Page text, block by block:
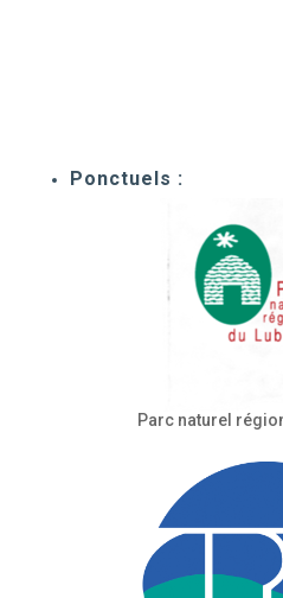
Ponctuels :
Parc naturel